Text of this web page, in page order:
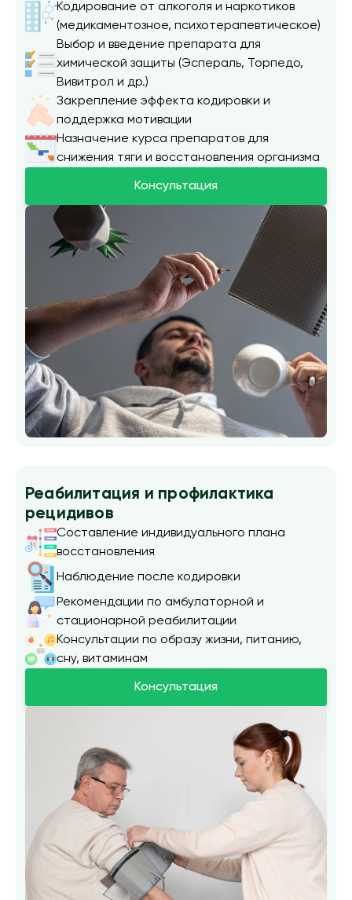
Кодирование от алкоголя и наркотиков
(медикаментозное, психотерапевтическое)
Выбор и введение препарата для
химической защиты (Эспераль, Торпедо,
Вивитрол и др.)
Закрепление эффекта кодировки и
поддержка мотивации
Назначение курса препаратов для
снижения тяги и восстановления организма
Консультация
Реабилитация и профилактика
рецидивов
Составление индивидуального плана
восстановления
Наблюдение после кодировки
Рекомендации по амбулаторной и
стационарной реабилитации
Консультации по образу жизни, питанию,
сну, витаминам
Консультация